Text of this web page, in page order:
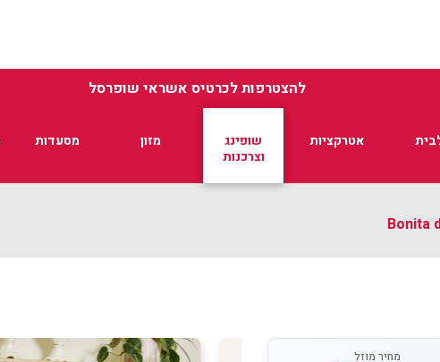
להצטרפות לכרטיס אשראי שופרסל
אטרקציות
שופינג
וצרכנות
מזון מסעדות
מחיר מוזל